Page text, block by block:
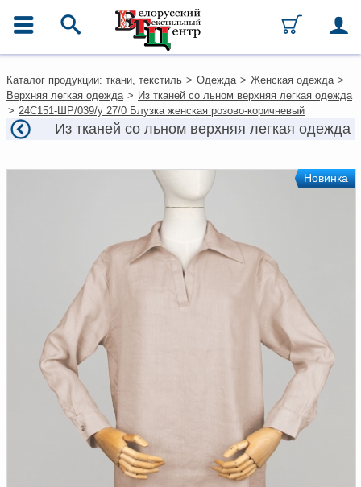
Каталог
Ткани
Домашний текстиль
Одежда
Текстиль для ресторанов и
Текстильная галантерея и
Условия работы
Оплата и доставка
Как оформить заказ
Вакансии
Как нас найти
Написать нам
Доверенность на
получение груза
Документы по работе с
персональными данными
Письмо руководителю
Вопросы и ответы
Новости | Статьи
Каталог продукции: ткани, текстиль > Одежда > Женская одежда >
Верхняя легкая одежда > Из тканей со льном верхняя легкая одежда
> 24С151-ШР/039/у 27/0 Блузка женская розово-коричневый
Из тканей со льном верхняя легкая одежда
Новинка